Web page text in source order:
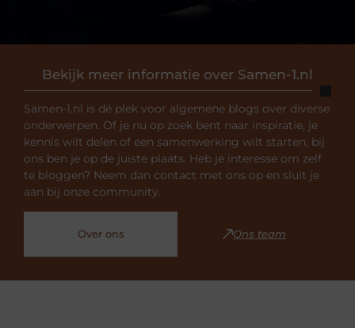
Bekijk meer informatie over Samen-1.nl
Samen-1.nl is dé plek voor algemene blogs over diverse
onderwerpen. Of je nu op zoek bent naar inspiratie, je
kennis wilt delen of een samenwerking wilt starten, bij
ons ben je op de juiste plaats. Heb je interesse om zelf
te bloggen? Neem dan contact met ons op en sluit je
aan bij onze community.
Over ons Ons team